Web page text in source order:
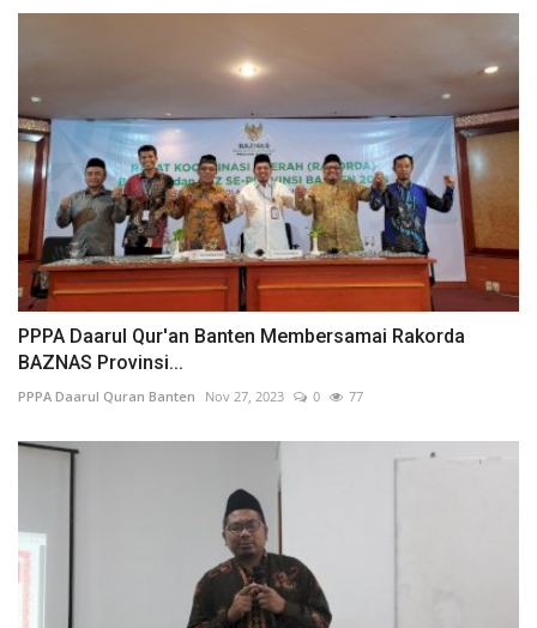
PPPA Daarul Qur'an Banten Membersamai Rakorda
BAZNAS Provinsi...
PPPA Daarul Quran Banten Nov 27, 2023 0 77